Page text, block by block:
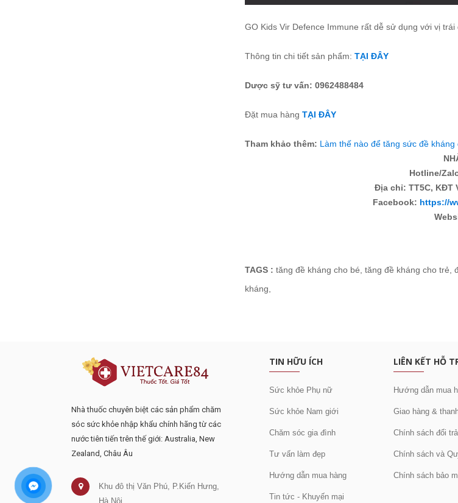
GO Kids Vir Defence Immune rất dễ sử dụng với vị
Thông tin chi tiết sản phẩm: TẠI ĐÂY
Dược sỹ tư vấn: 0962488484
Đặt mua hàng TẠI ĐÂY
Tham khảo thêm: Làm thế nào để tăng sức đề kháng
Hotline/
Địa chỉ: TT5C, KĐT
Facebook: https://
TAGS : tăng đề kháng cho bé tăng đề kháng cho trẻ
kháng
Nhà thuốc chuyên biệt các sản phẩm chăm
sóc sức khỏe nhập khẩu chính hãng từ các
nước tiên tiến trên thế giới: Australia, New
Zealand, Châu Âu
Khu đô thị Văn Phú, P.Kiến Hưng,
Hà Nội
TIN HỮU ÍCH
Sức khỏe Phụ nữ
Sức khỏe Nam giới
Chăm sóc gia đình
Tư vấn làm đẹp
Hướng dẫn mua hàng
Tin tức - Khuyến mại
LIÊN KẾT HỖ
Hướng dẫn mua
Giao hàng &
Chính sách đổi
Chính sách và
Chính sách bảo